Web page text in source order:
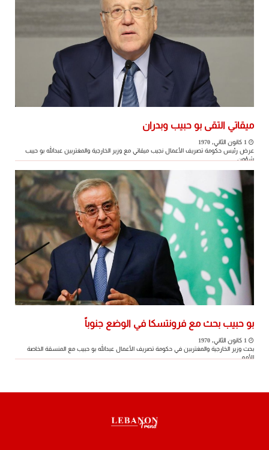
ميقاتي التقى بو حبيب وبدران
عرض رئيس حكومة تصريف الأعمال نجيب ميقاتي مع وزير الخارجية والمغتربين عبدالله بو حيبب
شؤون ...
بو حبيب بحث مع فرونتسكا في الوضع جنوباً
بحث وزير الخارجية والمغتربين في حكومة تصريف الأعمال عبدالله بو حبيب مع المنسقة الخاصة
للأمم ...